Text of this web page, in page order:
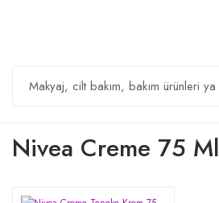
Nivea Creme 75 Ml